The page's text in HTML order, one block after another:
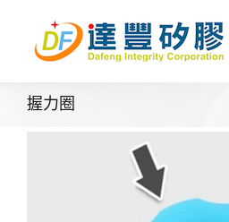
content
握力圈